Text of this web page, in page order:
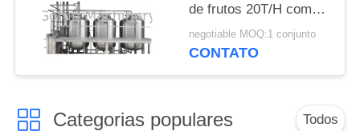
de frutos 20T/H com
sistema incorporado do
CIP
negotiable MOQ:1 conjunto
CONTATO
Categorias populares Todos